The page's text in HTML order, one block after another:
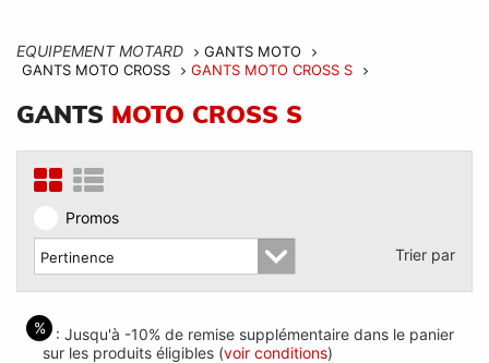
EQUIPEMENT MOTARD
GANTS MOTO
GANTS MOTO CROSS
GANTS MOTO CROSS S
GANTS MOTO CROSS S
Promos
Trier par
%: Jusqu'à -10% de remise supplémentaire dans le panier
sur les produits éligibles (voir conditions)